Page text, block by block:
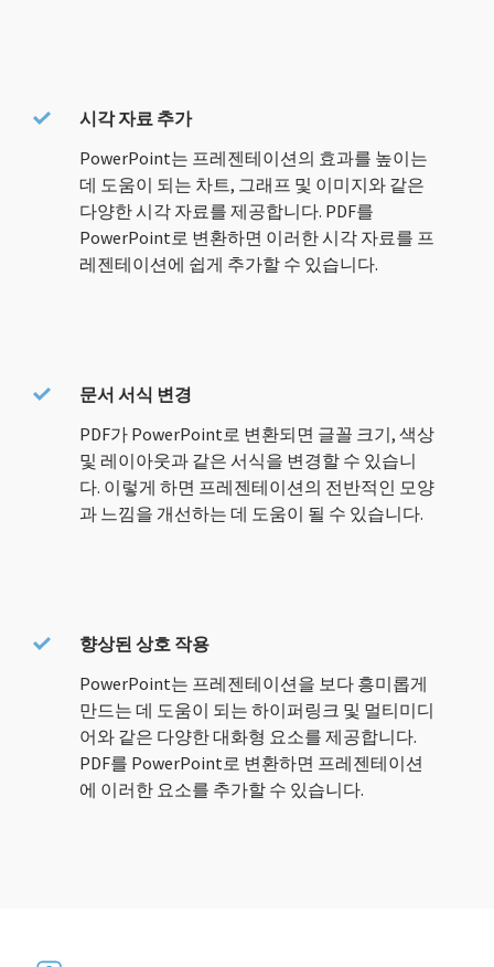
시각 자료 추가
PowerPoint는 프레젠테이션의 효과를 높이는
데 도움이 되는 차트, 그래프 및 이미지와 같은
다양한 시각 자료를 제공합니다. PDF를
PowerPoint로 변환하면 이러한 시각 자료를 프
레젠테이션에 쉽게 추가할 수 있습니다.
문서 서식 변경
PDF가 PowerPoint로 변환되면 글꼴 크기, 색상
및 레이아웃과 같은 서식을 변경할 수 있습니
다. 이렇게 하면 프레젠테이션의 전반적인 모양
과 느낌을 개선하는 데 도움이 될 수 있습니다.
향상된 상호 작용
PowerPoint는 프레젠테이션을 보다 흥미롭게
만드는 데 도움이 되는 하이퍼링크 및 멀티미디
어와 같은 다양한 대화형 요소를 제공합니다.
PDF를 PowerPoint로 변환하면 프레젠테이션
에 이러한 요소를 추가할 수 있습니다.